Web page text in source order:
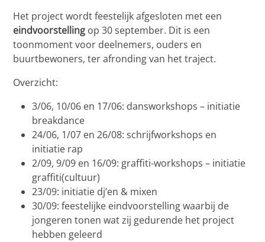
Het project wordt feestelijk afgesloten met een
eindvoorstelling op 30 september. Dit is een
toonmoment voor deelnemers, ouders en
buurtbewoners, ter afronding van het traject.
Overzicht:
3/06, 10/06 en 17/06: dansworkshops – initiatie
breakdance
24/06, 1/07 en 26/08: schrijfworkshops en
initiatie rap
2/09, 9/09 en 16/09: graffiti-workshops – initiatie
graffiti(cultuur)
23/09: initiatie dj’en & mixen
30/09: feestelijke eindvoorstelling waarbij de
jongeren tonen wat zij gedurende het project
hebben geleerd